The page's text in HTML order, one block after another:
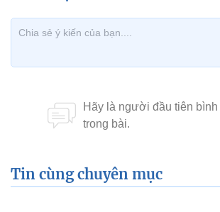
Tin cùng chuyên mục